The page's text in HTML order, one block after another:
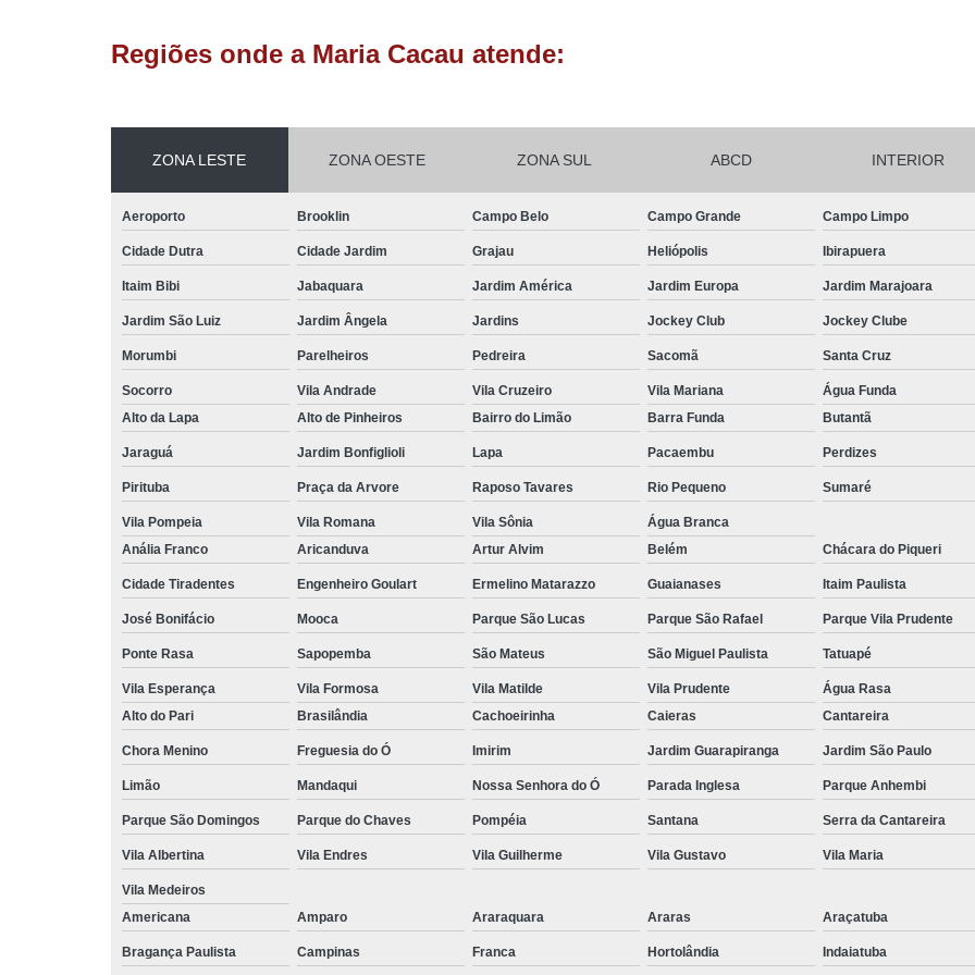
Lembrancinha de Batizado Menina
Lembrancinha de Batizado para Padrinhos
Lembrancinha de Batizado Simples
Chocotone Trufado Chocolate
Mini
Panetone Trufado Artesanal
Panetone
Panetone Trufado Caseiro
Panetone Trufado Gourmet
Pirulito de Chocolate Chá de
Pirulito de Chocolate Lembrança
Pirulito de Chocolate Lembrancinha de
Pirulito de Chocolate no Palito
Pirulito de
Regiões onde a Maria Cacau atende:
ZONA LESTE ZONA OESTE ZONA SUL ABCD INTERIOR
Aeroporto Brooklin Campo Belo Campo Grande Campo Limpo
Cidade Dutra Cidade Jardim Grajau Heliópolis Ibirapuera
Itaim Bibi Jabaquara Jardim América Jardim Europa Jardim Marajoara
Jardim São Luiz Jardim Ângela Jardins Jockey Club Jockey Clube
Morumbi Parelheiros Pedreira Sacomã Santa Cruz
Socorro Vila Andrade Vila Cruzeiro Vila Mariana
Água Funda
Alto da Lapa
Alto de Pinheiros Bairro do Limão Barra Funda Butantã
Jaraguá Jardim Bonfiglioli Lapa Pacaembu Perdizes
Pirituba Praça da Arvore Raposo Tavares Rio Pequeno Sumaré
Vila Pompeia Vila Romana Vila Sônia
Água Branca
Anália Franco
Aricanduva Artur Alvim Belém Chácara do Piqueri
Cidade Tiradentes Engenheiro Goulart Ermelino Matarazzo Guaianases Itaim Paulista
José Bonifácio Mooca Parque São Lucas Parque São Rafael Parque Vila Prudente
Ponte Rasa Sapopemba São Mateus São Miguel Paulista Tatuapé
Vila Esperança Vila Formosa Vila Matilde Vila Prudente
Água Rasa
Alto do Pari
Brasilândia Cachoeirinha Caieras Cantareira
Chora Menino Freguesia do Ó Imirim Jardim Guarapiranga Jardim São Paulo
Limão Mandaqui Nossa Senhora do Ó Parada Inglesa Parque Anhembi
Parque São Domingos Parque do Chaves Pompéia Santana Serra da Cantareira
Vila Albertina Vila Endres Vila Guilherme Vila Gustavo Vila Maria
Vila Medeiros
Americana
Amparo Araraquara Araras Araçatuba
Bragança Paulista Campinas Franca Hortolândia Indaiatuba